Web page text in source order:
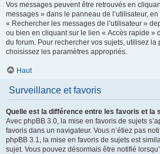
Vos messages peuvent être retrouvés en
messages » dans le panneau de l’utilisateur,
« Rechercher les messages de l’utilisateur »
ou bien en cliquant sur le lien « Accès rapide »
du forum. Pour rechercher vos sujets, utilisez
choisissez les paramètres appropriés.
Haut
Surveillance et favoris
Quelle est la différence entre les favoris et la
Avec phpBB 3.0, la mise en favoris de sujets
favoris dans un navigateur. Vous n’étiez pas
phpBB 3.1, la mise en favoris de sujets est
sujet. Vous pouvez désormais être notifié